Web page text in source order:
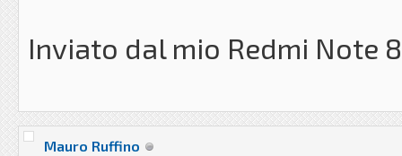
Inviato dal mio Redmi Note
Mauro Ruffino